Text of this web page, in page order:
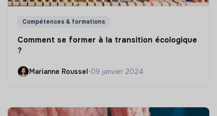
Compétences & formations
Comment se former à la transition écologique
?
Marianne Roussel•09 janvier 2024